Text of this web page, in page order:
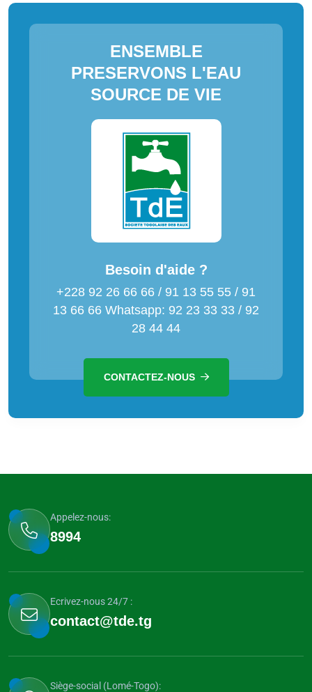
ENSEMBLE
PRESERVONS L'EAU
SOURCE DE VIE
Besoin d'aide ?
+228 92 26 66 66 / 91 13 55 55 / 91
13 66 66 Whatsapp: 92 23 33 33 / 92
28 44 44
CONTACTEZ-NOUS
Appelez-nous:
8994
Ecrivez-nous 24/7 :
contact@tde.tg
Siège-social (Lomé-Togo):